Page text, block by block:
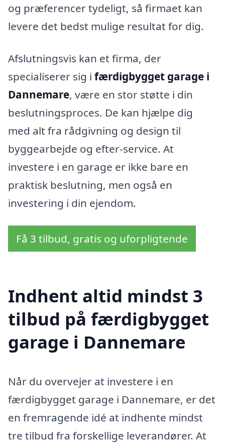
og præferencer tydeligt, så firmaet kan
levere det bedst mulige resultat for dig.
Afslutningsvis kan et firma, der
specialiserer sig i færdigbygget garage i
Dannemare, være en stor støtte i din
beslutningsproces. De kan hjælpe dig
med alt fra rådgivning og design til
byggearbejde og efter-service. At
investere i en garage er ikke bare en
praktisk beslutning, men også en
investering i din ejendom.
Få 3 tilbud, gratis og uforpligtende
Indhent altid mindst 3
tilbud på færdigbygget
garage i Dannemare
Når du overvejer at investere i en
færdigbygget garage i Dannemare, er det
en fremragende idé at indhente mindst
tre tilbud fra forskellige leverandører. At